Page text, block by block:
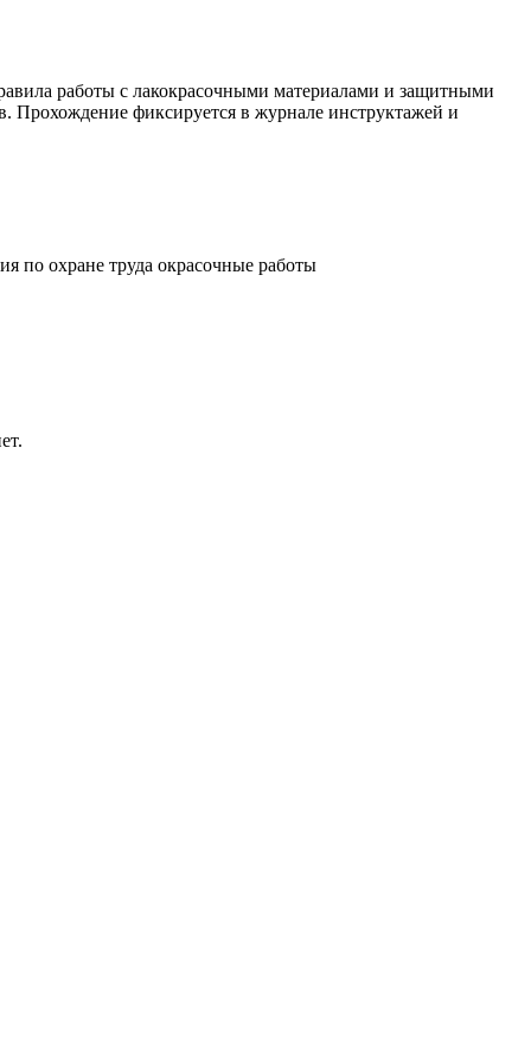
работы с лакокрасочными материалами и защитными
Прохождение фиксируется в журнале инструктажей и
по охране труда окрасочные работы